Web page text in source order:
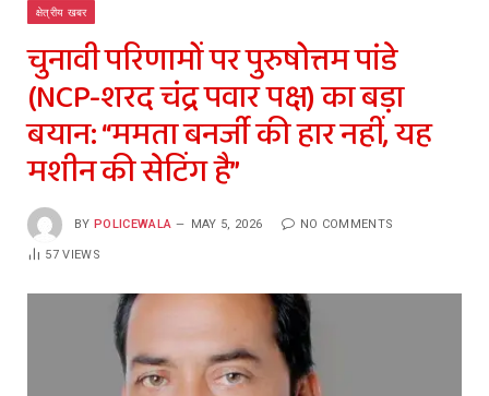
क्षेत्रीय खबर
चुनावी परिणामों पर पुरुषोत्तम पांडे
(NCP-शरद चंद्र पवार पक्ष) का बड़ा
बयान: “ममता बनर्जी की हार नहीं, यह
मशीन की सेटिंग है”
BY POLICEWALA MAY 5, 2026 NO COMMENTS
57VIEWS